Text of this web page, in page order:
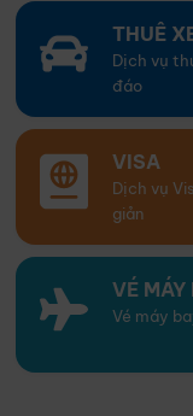
THUÊ
Dịch vụ
đáo
VISA
Dịch vụ
giản
VÉ MÁY
Vé máy